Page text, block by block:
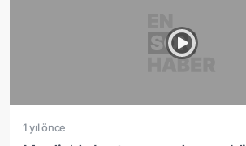
1 yıl önce